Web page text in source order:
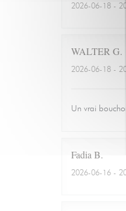
2026-06-18 -
WALTER G
2026-06-18 -
Un vrai
Fadia B
2026-06-16 -